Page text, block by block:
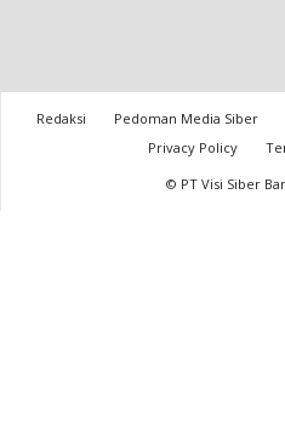
Redaksi Pedoman Media Siber
Privacy Policy
© PT Visi Siber